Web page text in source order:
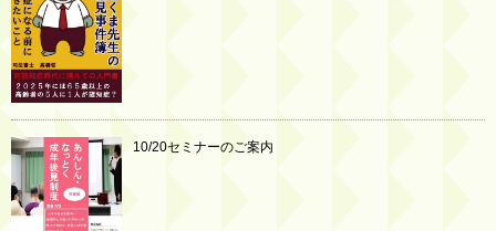
10/20セミナーのご案内